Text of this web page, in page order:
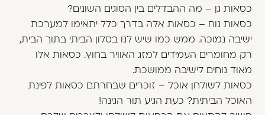
כסאות גן – מה ההבדלים בין הסוגים השונים?
כסאות נוח – כסאות אלה בדרך כלל יתאימו למערכת
ישיבה נמוכה. ממש כמו שיש לנו בסלון הביתי בתוך הבית,
רק מחומרים העמידים למזג האוויר בחוץ. כסאות אלו
מאוד נוחים לישיבה ממושכת.
כסאות לשולחן אוכל – זוכרים שבחרתם כסאות לפינת
האוכל הביתית? כעת הגיע תור הגינה!